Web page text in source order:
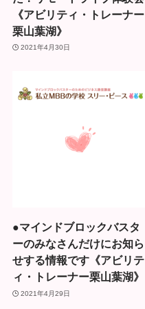
《アビリティ・トレーナー
栗山葉湖》
2021年4月30日
●マインドブロックバスタ
ーのみなさんだけにお知ら
せする情報です《アビリテ
ィ・トレーナー栗山葉湖》
2021年4月29日